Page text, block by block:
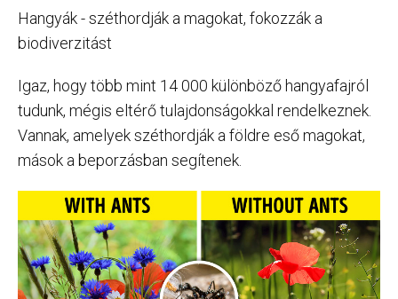
Hangyák - széthordják a magokat, fokozzák a
biodiverzitást
Igaz, hogy több mint 14 000 különböző hangyafajról
tudunk, mégis eltérő tulajdonságokkal rendelkeznek.
Vannak, amelyek széthordják a földre eső magokat,
mások a beporzásban segítenek.